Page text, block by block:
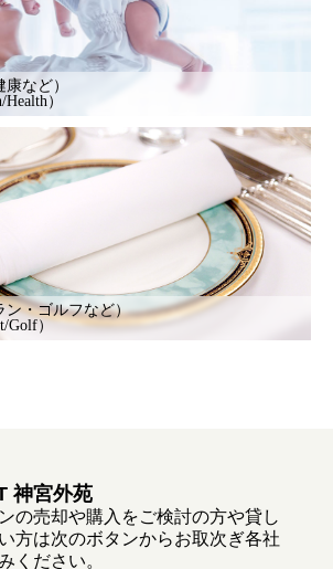
など）
）
ン・ゴルフなど）
Golf）
神宮外苑
の売却や購入をご検討の方や貸し
方は次のボタンからお取次ぎ各社
ください。